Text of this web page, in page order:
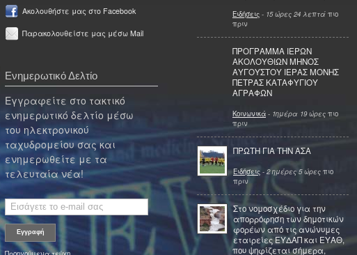
Ακολουθήστε μας στο Facebook
Παρακολουθείστε μας μέσω Mail
Ενημερωτικό Δελτίο
Εγγραφείτε στο τακτικό
ενημερωτικό δελτίο μέσω
του ηλεκτρονικού
ταχυδρομείου σας και
ενημερωθείτε με τα
τελευταία νέα!
Ειδήσεις - 15 ώρες 24 λεπτά πιο
πριν
ΠΡΟΓΡΑΜΜΑ ΙΕΡΩΝ
ΑΚΟΛΟΥΘΙΩΝ ΜΗΝΟΣ
ΑΥΓΟΥΣΤΟΥ ΙΕΡΑΣ ΜΟΝΗΣ
ΠΕΤΡΑΣ ΚΑΤΑΦΥΓΙΟΥ
ΑΓΡΑΦΩΝ
Κοινωνικά - 1ημέρα 19 ώρες πιο
πριν
ΠΡΩΤΗ ΓΙΑ ΤΗΝ ΑΣΑ
Ειδήσεις - 2 ημέρες 5 ώρες πιο
πριν
Στο νομοσχέδιο για την
απορρόφηση των δημοτικών
φορέων από τις ανώνυμες
εταιρείες ΕΥΔΑΠ και ΕΥΑΘ,
που ψηφίζεται σήμερα,